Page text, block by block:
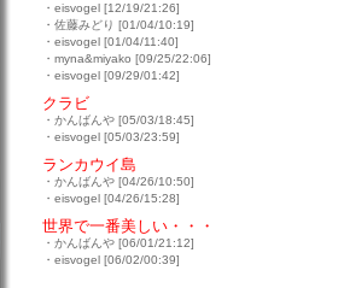
・eisvogel [12/19/21:26]
・佐藤みどり [01/04/10:19]
・eisvogel [01/04/11:40]
・myna&miyako [09/25/22:06]
・eisvogel [09/29/01:42]
クラビ
・かんばんや [05/03/18:45]
・eisvogel [05/03/23:59]
ランカウイ島
・かんばんや [04/26/10:50]
・eisvogel [04/26/15:28]
世界で一番美しい・・・
・かんばんや [06/01/21:12]
・eisvogel [06/02/00:39]